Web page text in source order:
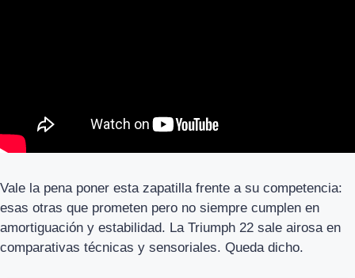
Vale la pena poner esta zapatilla frente a su competencia:
esas otras que prometen pero no siempre cumplen en
amortiguación y estabilidad. La Triumph 22 sale airosa en
comparativas técnicas y sensoriales. Queda dicho.